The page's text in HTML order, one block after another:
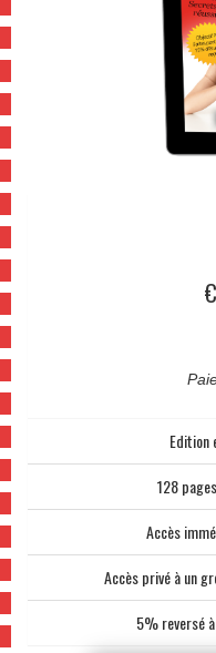
€
Edition
128
Accès
Accès privé à un
5% reversé